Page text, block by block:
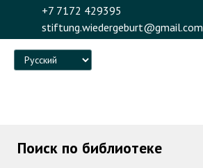
+7 7172 429395
stiftung.wiedergeburt@gmail.com
Language
Поиск по библиотеке